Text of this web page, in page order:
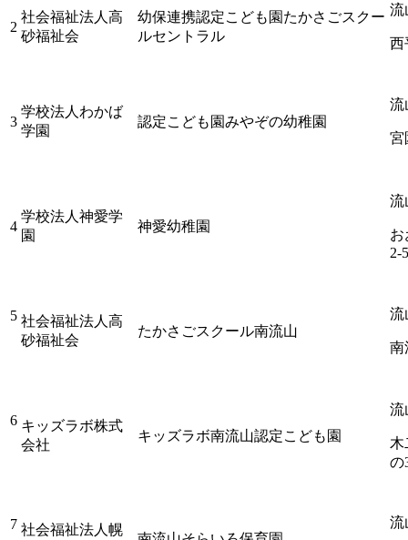
2
社会福祉法人高
砂福祉会
幼保連携認定こども園たかさごスクー
ルセントラル
流
西
3
学校法人わかば
学園
認定こども園みやぞの幼稚園
流
宮
4
学校法人神愛学
園
神愛幼稚園
流
お
2-
5 社会福祉法人高
砂福祉会
たかさごスクール南流山
流
南
6 キッズラボ株式
会社
キッズラボ南流山認定こども園
流
木
の
7 社会福祉法人幌 流